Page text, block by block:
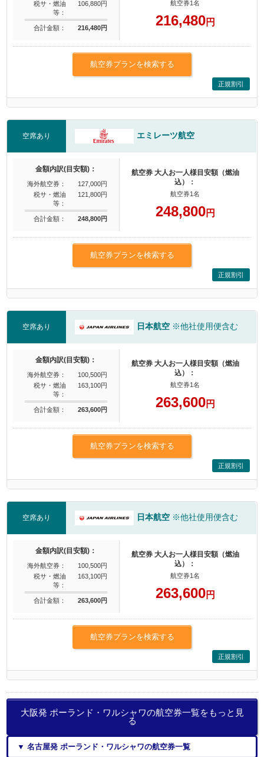
税サ・燃油
等：
106,880円
合計金額： 216,480円
航空券1名
216,480円
航空券プランを検索する
正規割引
空席あり エミレーツ航空
金額内訳(目安額)：
海外航空券：
127,000円
税サ・燃油
等：
121,800円
合計金額： 248,800円
航空券 大人お一人様目安額（燃油
込）：
航空券1名
248,800円
航空券プランを検索する
正規割引
空席あり 日本航空 ※他社使用便含む
金額内訳(目安額)：
海外航空券：
100,500円
税サ・燃油
等：
163,100円
合計金額： 263,600円
航空券 大人お一人様目安額（燃油
込）：
航空券1名
263,600円
航空券プランを検索する
正規割引
空席あり 日本航空 ※他社使用便含む
金額内訳(目安額)：
海外航空券：
100,500円
税サ・燃油
等：
163,100円
合計金額： 263,600円
航空券 大人お一人様目安額（燃油
込）：
航空券1名
263,600円
航空券プランを検索する
正規割引
大阪発 ポーランド・ワルシャワの航空券一覧をもっと見
る
▼ 名古屋発 ポーランド・ワルシャワの航空券一覧